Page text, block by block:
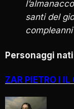
santi del
Personaggi
ZAR PIETRO I IL